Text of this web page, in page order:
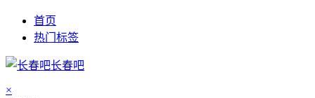
首页
热门标签
长春吧
×